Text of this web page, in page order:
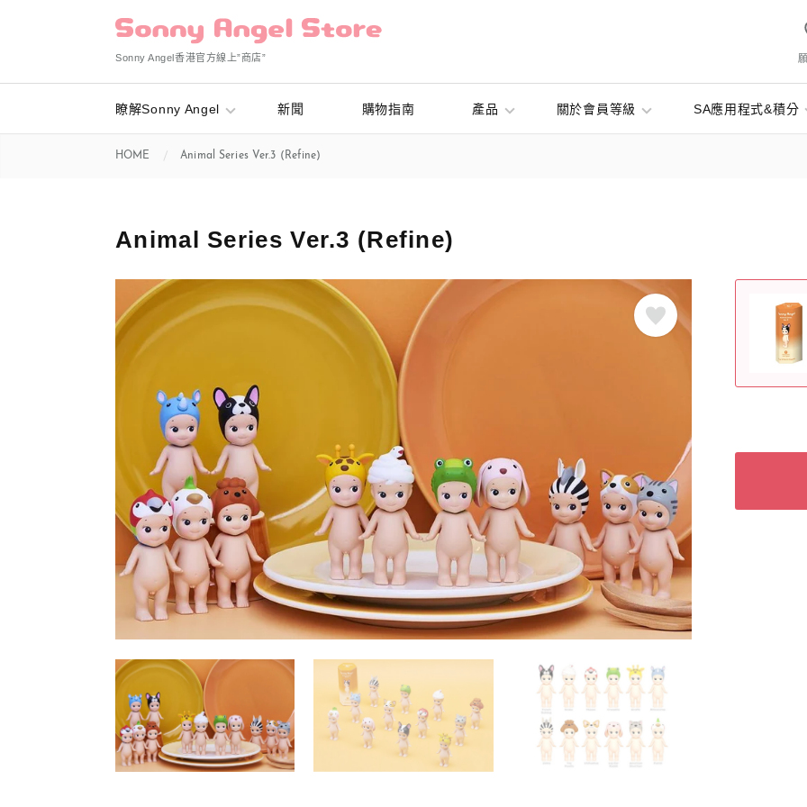
Sonny Angel香港官方線上”商店”
瞭解Sonny Angel 新聞 購物指南 產品 關於會員等級 SA應用程式&積分
HOME Animal Series Ver.3 (Refine)
Animal Series Ver.3 (Refine)